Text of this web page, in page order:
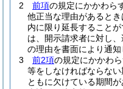
2
前項の規定にかかわら
他正当な理由があるとき
内に限り延長することが
は、開示請求者に対し
の理由を書面により通知
3
前2項の規定にかかわ
等をしなければならな
ともに欠けている期間